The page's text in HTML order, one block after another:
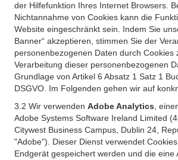
der Hilfefunktion Ihres Internet Browsers.
Nichtannahme von Cookies kann die
Website eingeschränkt sein. Indem Sie
Banner“ akzeptieren, stimmen Sie der
personenbezogenen Daten durch Cookies
Verarbeitung dieser personenbezogenen
Grundlage von Artikel 6 Absatz 1 Satz 1
DSGVO. Im Folgenden gehen wir auf
3.2 Wir verwenden Adobe Analytics ,
Adobe Systems Software Ireland Limited
Citywest Business Campus, Dublin 24,
"Adobe"). Dieser Dienst verwendet
Endgerät gespeichert werden und die eine